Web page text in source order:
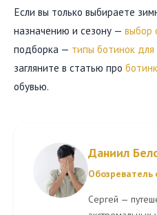
Если вы только выбираете
назначению и сезону — выбор
подборка — типы ботинок
загляните в статью про
обувью.
Даниил
Обозреватель
Сергей —